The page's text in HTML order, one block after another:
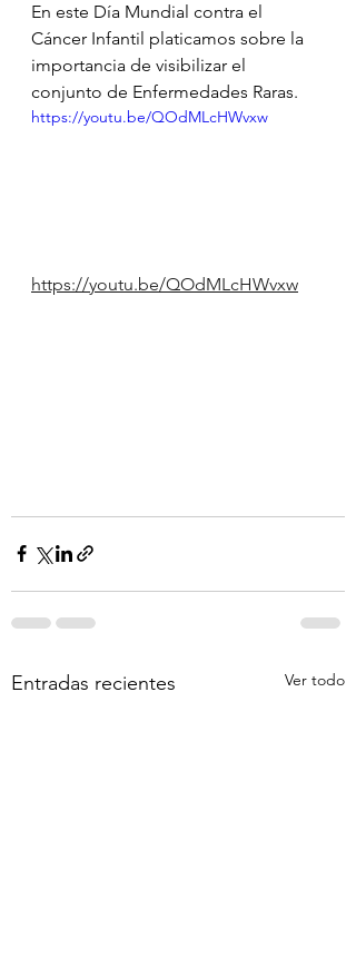
En este Día Mundial contra el
Cáncer Infantil platicamos sobre la
importancia de visibilizar el
conjunto de Enfermedades Raras.
https://youtu.be/QOdMLcHWvxw
https://youtu.be/QOdMLcHWvxw
Entradas recientes Ver todo